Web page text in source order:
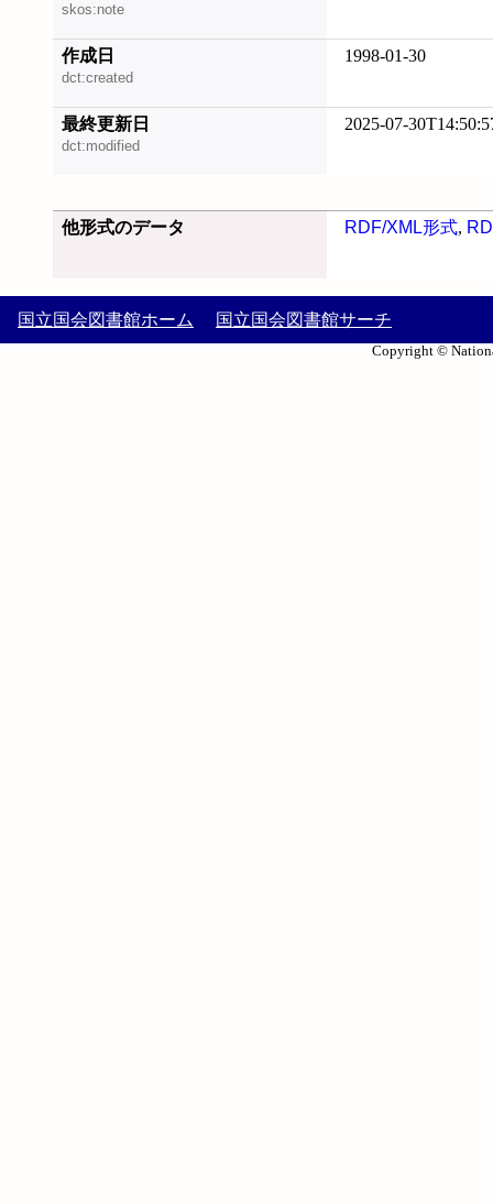
skos:note
作成日
dct:created
1998-01-30
最終更新日
dct:modified
2025-07-
他形式のデータ RDF/XML形式,
国立国会図書館ホーム 国立国会図書館サーチ
Copyright ©